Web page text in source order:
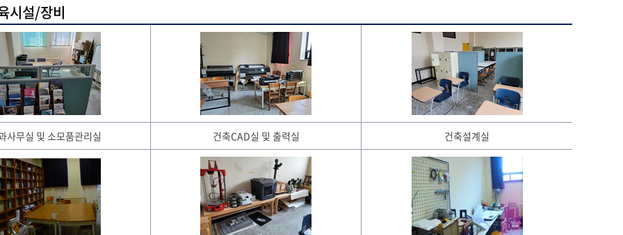
시설/장비
사무실 및 소모품관리실 건축CAD실 및 출력실 건축설계실